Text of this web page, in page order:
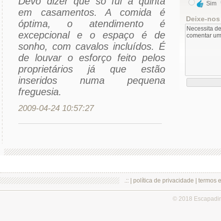
em casamentos. A comida é
óptima, o atendimento é
excepcional e o espaço é de
sonho, com cavalos incluídos. É
de louvar o esforço feito pelos
proprietários já que estão
inseridos numa pequena
freguesia.
2009-04-24 10:57:27
Sim
Deixe-
.:: | política de privacidade termos
© 2018